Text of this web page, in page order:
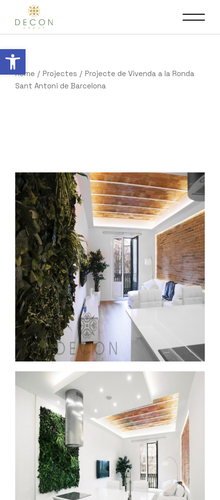
Obre la barra d'eines
Home Projectes
Projecte de Vivenda a la Ronda
Sant Antoni de Barcelona